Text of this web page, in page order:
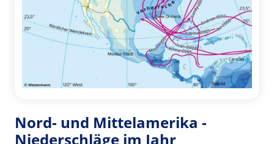
Nord- und Mittelamerika -
Niederschläge im Jahr